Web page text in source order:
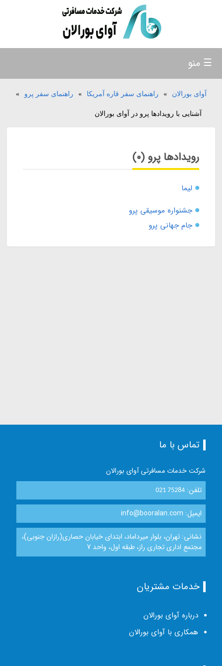
آوای بورالان » راهنمای سفر قاره آمریکا » راهنمای سفر پرو »
آشنایی با رویدادها پرو در آوای بورالان
رویدادها پرو (0)
لیما
جشنواره موسیقی پرو
جام جهانی پرو
☰ منو
تماس با ما
شرکت خدمات مسافرتی آوای بورالان
تلفن:021 75284
ایمیل: info@booralan.com
نشانی: تهران، بلوار میرداماد، ابتدای خیابان حصاری(رازان جنوبی)،
مجتمع اداری تجاری راز، طبقه اول، واحد 7
خدمات مشتریان
درباره آوای بورالان
همکاری با آوای بورالان